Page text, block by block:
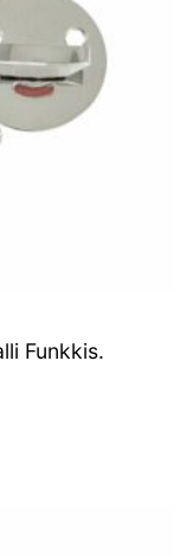
Funkkis.